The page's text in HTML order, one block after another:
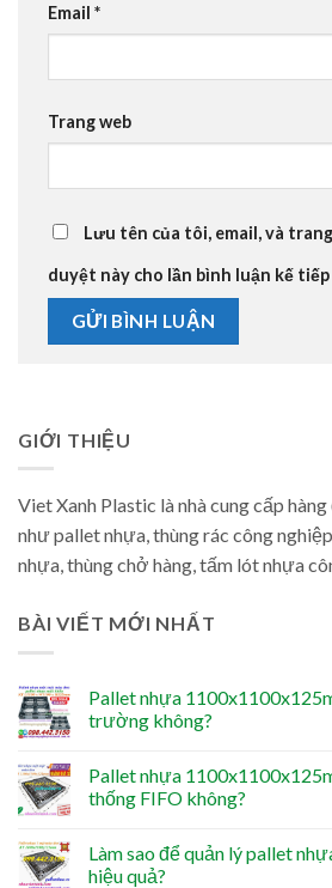
Email *
Trang web
Lưu tên của tôi, email, và
duyệt này cho lần bình luận kế
GIỚI THIỆU
Viet Xanh Plastic là nhà cung cấp
như pallet nhựa, thùng rác công
nhựa, thùng chở hàng, tấm lót nhựa
BÀI VIẾT MỚI NHẤT
Pallet nhựa
trường không?
Pallet nhựa
thống FIFO không?
Làm sao để quản lý pallet
hiệu quả?